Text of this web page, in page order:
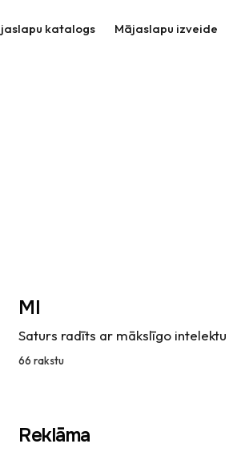
katalogs Mājaslapu izveide
MI
Saturs radīts ar mākslīgo intelektu
66 rakstu
Reklāma